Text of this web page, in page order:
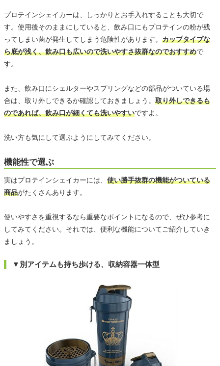
プロテインシェイカーは、しっかりとお手入れすることも大切で
す。使用後そのままにしていると、飲み口にもプロテインの粉が残
ってしまい菌が発生してしまう危険性があります。 カップタイプな
ら底が浅く、飲み口も広いので洗いやすさ抜群なのでおすすめで
す。
また、飲み口にシェルターやスプリングなどの部品がついている場
合は、取り外しできるか確認しておきましょう。 取り外しできるも
のであれば、飲み口が細くても洗いやすいですよ。
洗い方も気にして選ぶようにしてみてください。
機能性で選ぶ
実はプロテインシェイカーには、 使い勝手抜群の機能がついている
商品がたくさんあります。
使いやすさを重視するなら重要なポイントになるので、ぜひ参考に
してみてください。それでは、便利な機能についてご紹介していき
ましょう。
▼別アイテムも持ち歩ける、収納容器一体型